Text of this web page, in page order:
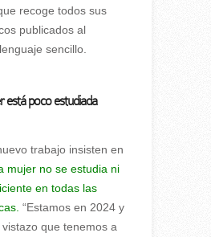
recoge todos sus
publicados al
sencillo.
está poco estudiada
trabajo insisten en
mujer no se estudia ni
en todas las
“Estamos en 2024 y
que tenemos a